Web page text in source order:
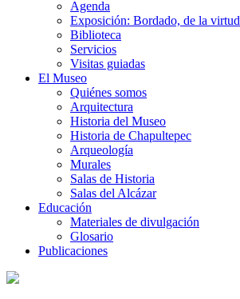
Agenda
Exposición: Bordado, de la virtud
Biblioteca
Servicios
Visitas guiadas
El Museo
Quiénes somos
Arquitectura
Historia del Museo
Historia de Chapultepec
Arqueología
Murales
Salas de Historia
Salas del Alcázar
Educación
Materiales de divulgación
Glosario
Publicaciones